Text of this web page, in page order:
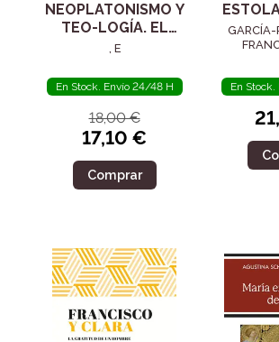
NEOPLATONISMO Y
TEO-LOGÍA. EL
SIGLO IV
, E
En Stock. Envío 24/48 H
18,00 €
17,10 €
Comprar
GARCÍA-
En